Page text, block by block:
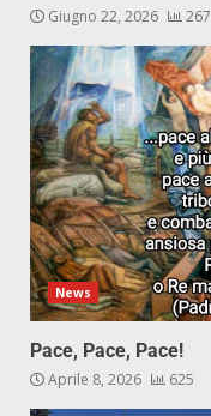
Giugno 22, 2026 267
News
Pace, Pace, Pace!
Aprile 8, 2026 625